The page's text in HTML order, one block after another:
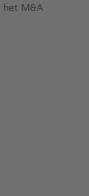
het M&A